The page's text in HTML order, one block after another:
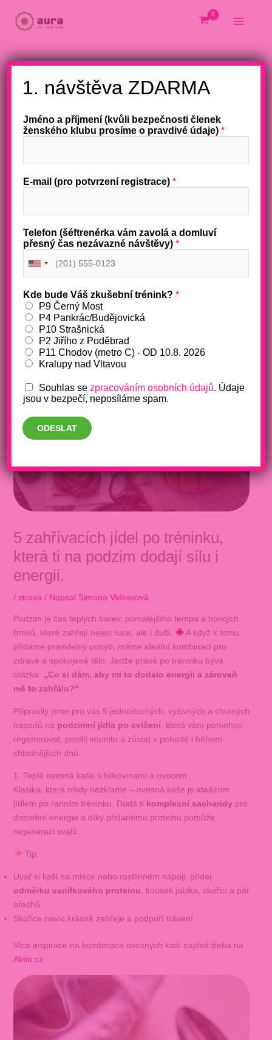
5 zahřívacích jídel po tréninku,
která ti na podzim dodají sílu i
energii.
/ strava / Napsal Simona Vidnerová
Podzim je čas teplých barev, pomalejšího tempa a horkých
hrnků, které zahřejí nejen ruce, ale i duši.
A když k tomu
přidáme pravidelný pohyb, máme ideální kombinaci pro
zdravé a spokojené tělo. Jenže právě po tréninku bývá
otázka: „Co si dám, aby mi to dodalo energii a zároveň
mě to zahřálo?“
Připravily jsme pro vás 5 jednoduchých, výživných a chutných
nápadů na podzimní jídla po cvičení, která vám pomohou
regenerovat, posílit imunitu a zůstat v pohodě i během
chladnějších dnů.
1. Teplá ovesná kaše s bílkovinami a ovocem
Klasika, která nikdy nezklame – ovesná kaše je ideálním
jídlem po ranním tréninku. Dodá ti komplexní sacharidypro
doplnění energie a díky přidanému proteinu pomůže
regeneraci svalů.
Tip:
Uvař si kaši na mléce nebo rostlinném nápoji, přidej
odměrku vanilkového proteinu , kousek jablka, skořici a pár
ořechů.
Skořice navíc krásně zahřeje a podpoří trávení.
Více inspirace na kombinace ovesných kaší najdeš třeba na
Aktin.cz
1. návštěva ZDARMA
Jméno a příjmení (kvůli bezpečnosti členek
ženského klubu prosíme o pravdivé údaje)*
E-mail (pro potvrzení registrace)*
Telefon (šéftrenérka vám zavolá a domluví
přesný čas nezávazné návštěvy)*
Kde bude Váš zkušební trénink?*
P9 Černý Most
P4 Pankrác/Budějovická
P10 Strašnická
P2 Jiřího z Poděbrad
P11 Chodov (metro C) - OD 10.8. 2026
Kralupy nad Vltavou
Souhlas sezpracováním osobních údajů. Údaje
jsou v bezpečí, neposíláme spam.
ODESLAT
X